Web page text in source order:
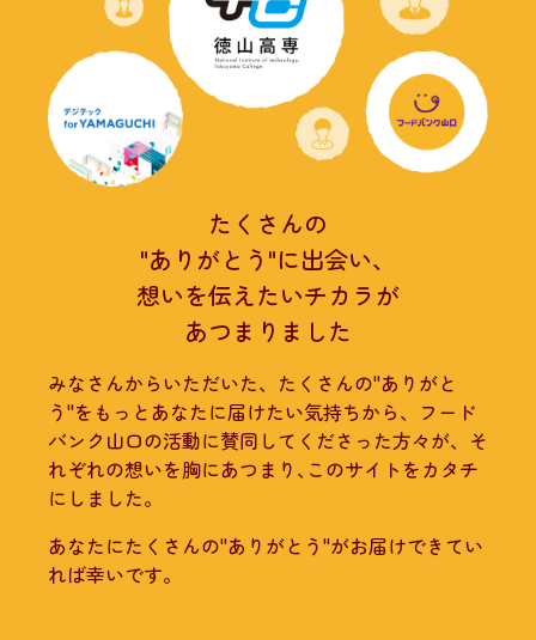
たくさんの
"ありがとう"に出会い、
想いを伝えたいチカラが
あつまりました
みなさんからいただいた、たくさんの"ありがと
う"をもっとあなたに届けたい気持ちから、フード
バンク山口の活動に賛同してくださった方々が、そ
れぞれの想いを胸にあつまり､このサイトをカタチ
にしました。
あなたにたくさんの"ありがとう"がお届けできてい
れば幸いです。